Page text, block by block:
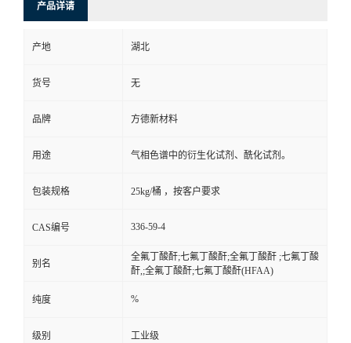
产品详请
产地 湖北
货号 无
品牌 方德新材料
用途 气相色谱中的衍生化试剂、酰化试剂。
包装规格 25kg/桶 ，按客户要求
CAS编号 336-59-4
别名
全氟丁酸酐;七氟丁酸酐;全氟丁酸酐 ;七氟丁酸
酐,;全氟丁酸酐;七氟丁酸酐(HFAA)
纯度 %
级别 工业级